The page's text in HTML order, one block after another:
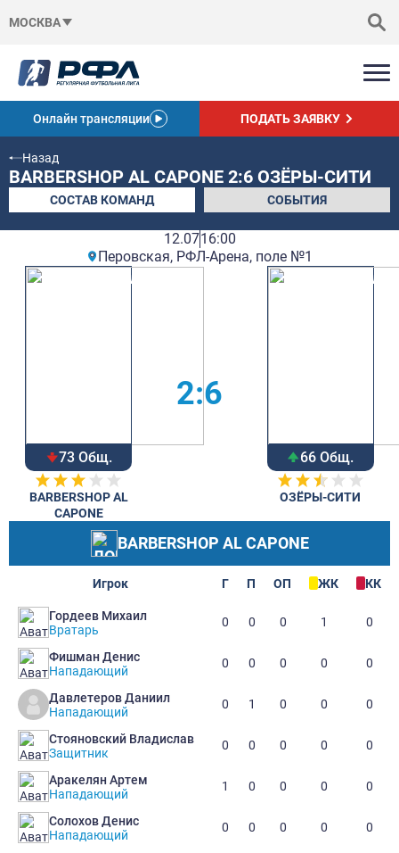
МОСКВА
Онлайн трансляции ПОДАТЬ ЗАЯВКУ
Назад
BARBERSHOP AL CAPONE 2:6 ОЗЁРЫ-СИТИ
СОСТАВ КОМАНД СОБЫТИЯ
12.0716:00
Перовская, РФЛ-Арена, поле №1
73 Общ.
BARBERSHOP AL
CAPONE
2:6
66 Общ.
ОЗЁРЫ-СИТИ
BARBERSHOP AL CAPONE
Игрок Г П ОП ЖК КК
Гордеев Михаил
Вратарь
0 0 0 1 0
Фишман Денис
Нападающий
0 0 0 0 0
Давлетеров Даниил
Нападающий
0 1 0 0 0
Стояновский Владислав
Защитник
0 0 0 0 0
Аракелян Артем
Нападающий
1 0 0 0 0
Солохов Денис
Нападающий
0 0 0 0 0